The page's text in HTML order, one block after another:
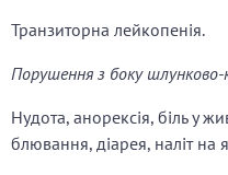
Транзиторна лейкопенія.
Порушення з боку
Нудота, анорексія, біль у
блювання, діарея, наліт на